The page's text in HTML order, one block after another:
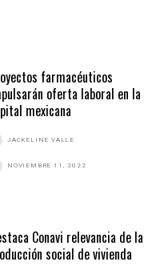
farmacéuticos
oferta laboral en la
mexicana
JACKELINE VALLE
NOVIEMBRE 11, 2022
Conavi relevancia de la
social de vivienda